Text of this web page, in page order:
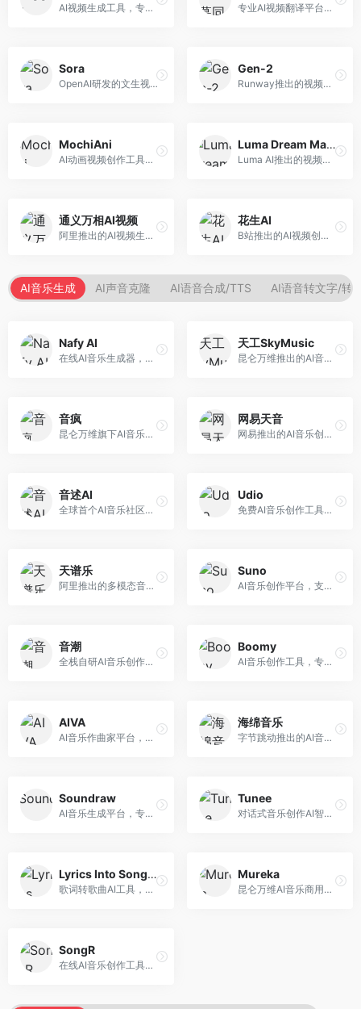
AI视频生成工具，专注于高质量视频内容创作。面向视频创作者和营销人员，支持文生视频、视频编辑等功能，视频效果逼真，适合商业应用。 专业AI视频翻译平台，支持视频多语言配音和字幕生成。面向跨境电商和内容出海从业者，提供视频翻译、配音、字幕生成等服务，多语言支持完善。
Sora
OpenAI研发的文生视频大模型，可根据文字描述生成长达60秒的高清视频。面向影视创作者、广告从业者和内容生产者，视频连贯性强，物理世界理解准确，代表了AI视频生成的最高水平。
Gen-2
Runway推出的视频生成模型，专注于文生视频和视频风格转换。面向影视制作人和创意工作者，支持文本到视频、图像到视频等多种生成模式，视频质量专业级。
MochiAni
AI动画视频创作工具，专注于动画内容生成。面向动画创作者和二次元内容生产者，支持动画风格视频生成，动画效果流畅，适合动漫内容创作。
Luma Dream Machine
Luma AI推出的视频生成工具，专注于高质量视频创作。面向影视创作者和内容生产者，支持文生视频、图生视频，视频质量高，物理运动流畅自然。
通义万相AI视频
阿里推出的AI视频生成服务，整合图像与视频创作能力。面向电商和营销从业者，支持商品视频生成、营销视频制作等服务，商业应用场景丰富。
花生AI
B站推出的AI视频创作工具，专注于短视频内容生成。面向B站创作者，支持视频生成、视频编辑等功能，与B站平台深度整合，创作效率高。
AI音乐生成 AI声音克隆 AI语音合成/TTS AI语音转文字/转
Nafy AI
在线AI音乐生成器，专注于快速音乐创作。面向内容创作者，支持多种风格音乐生成，操作简便，生成速度快，适合快速配乐需求。
天工SkyMusic
昆仑万维推出的AI音乐创作平台，基于天工大模型。面向音乐创作者，支持歌词生成、旋律创作、音乐编曲等服务，中文音乐创作能力强。
音疯
昆仑万维旗下AI音乐创作平台，专注于音乐内容生成。面向音乐爱好者和内容创作者，提供多种风格音乐生成，操作简便，创作速度快。
网易天音
网易推出的AI音乐创作工具，支持作词、作曲与编曲。面向音乐爱好者和独立音乐人，提供歌词生成、旋律创作、编曲制作等服务，与网易云音乐生态深度整合。
音述AI
全球首个AI音乐社区平台，整合创作与分享功能。面向音乐创作者和爱好者，提供音乐创作、作品分享、社区交流等服务，社区氛围活跃。
Udio
免费AI音乐创作工具，专注于高质量音乐生成。面向音乐创作者和内容制作者，支持多种音乐风格生成，音质专业，创作自由度高，适合专业音乐制作场景。
天谱乐
阿里推出的多模态音乐生成平台，整合音频与文本理解能力。面向内容创作者，支持歌词生成、旋律创作、音乐编辑等服务，与阿里生态深度整合。
Suno
AI音乐创作平台，支持通过文字描述生成完整歌曲，包含歌词、旋律和人声。面向音乐爱好者、内容创作者和独立音乐人，操作门槛低，创作速度快，支持多种音乐风格，为音乐创作带来全新可能。
音潮
全栈自研AI音乐创作平台，支持从创作到发布的完整流程。面向独立音乐人和音乐工作室，提供作词作曲、编曲混音、音乐发布等服务，创作工具专业。
Boomy
AI音乐创作工具，专注于快速音乐生成与发布。面向音乐爱好者和业余创作者，支持一键生成原创音乐，可直接发布到音乐平台，创作门槛低。
AIVA
AI音乐作曲家平台，专注于古典和影视配乐创作。面向影视制作人和游戏开发者，提供原创音乐生成、配乐定制等服务，音乐风格专业，适合影视游戏配乐。
海绵音乐
字节跳动推出的AI音乐创作平台，支持多风格音乐生成。面向内容创作者和音乐爱好者，提供歌词创作、旋律生成、编曲制作等服务，创作效率高，适合短视频配乐。
Soundraw
AI音乐生成平台，专注于免版税音乐创作。面向视频创作者和内容制作者，提供背景音乐生成、音乐定制等服务，音乐版权清晰，适合视频配乐场景。
Tunee
对话式音乐创作AI智能体，支持自然语言交互创作。面向音乐爱好者，通过对话方式完成音乐创作，交互体验友好，创作过程直观。
Lyrics Into Song AI
歌词转歌曲AI工具，支持将歌词转化为完整歌曲。面向歌词创作者和音乐爱好者，提供歌词谱曲、编曲制作等服务，歌词音乐化效率高。
Mureka
昆仑万维AI音乐商用创作平台，专注于商业音乐授权。面向企业和商业用户，提供版权音乐生成、商用授权等服务，音乐版权清晰，商业应用安全。
SongR
在线AI音乐创作工具，支持歌词与旋律一体化生成。面向内容创作者和音乐爱好者，提供歌词创作、旋律生成、音乐制作等服务，操作简便，创作速度快。